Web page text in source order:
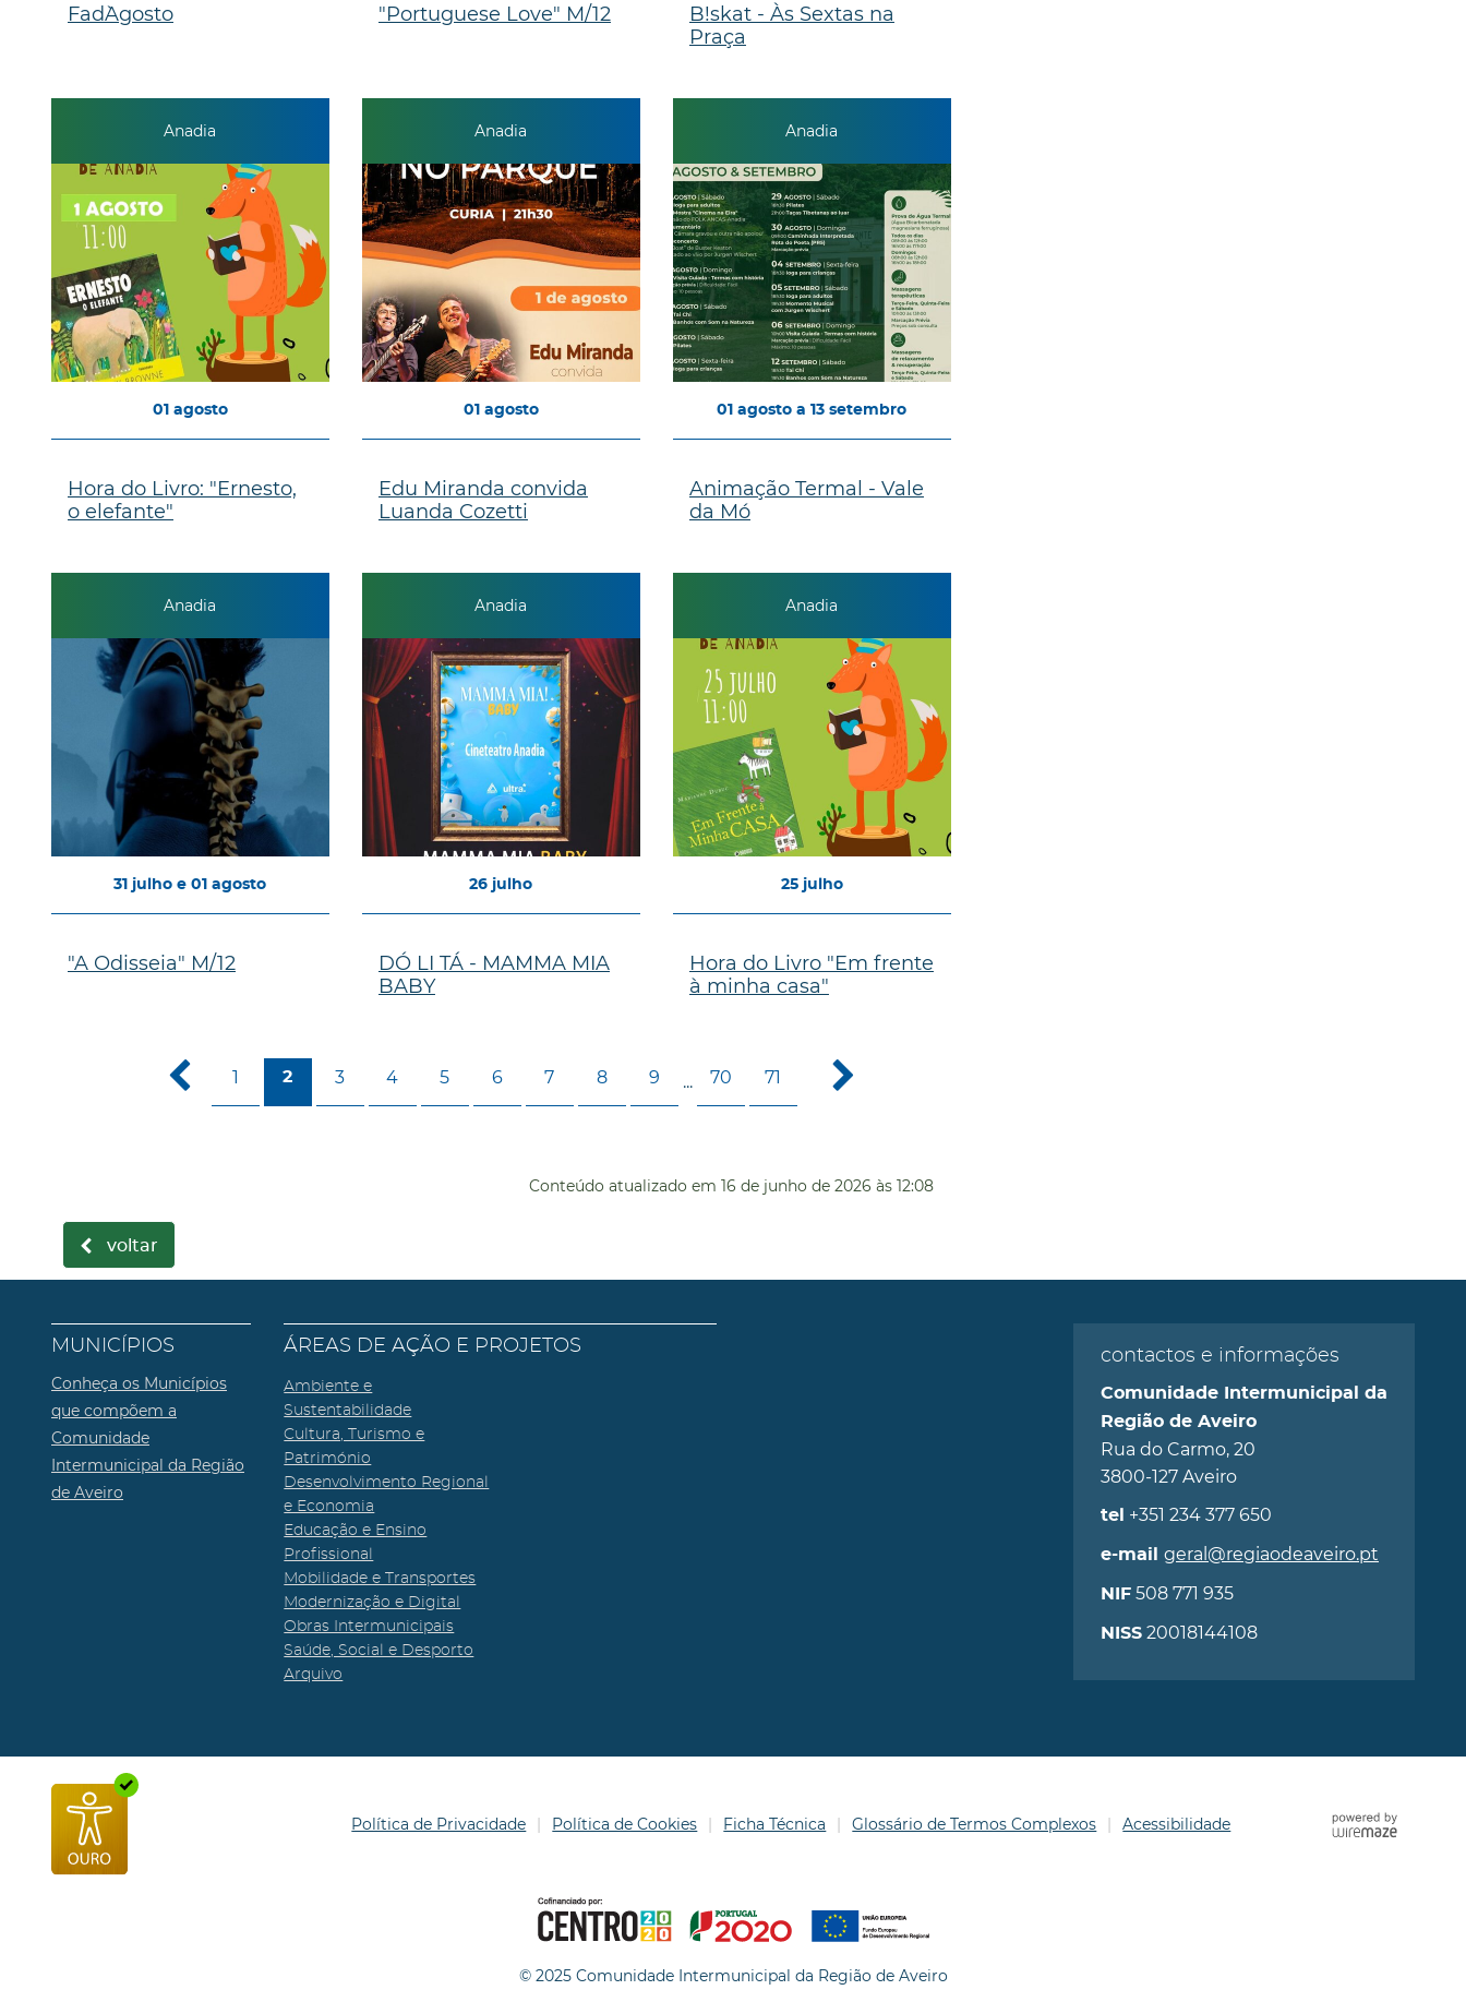
Fad`Agosto "Portuguese Love" M/12
B!skat - Às Sextas na
Praça
Anadia
01 agosto
Hora do Livro: "Ernesto,
o elefante"
Anadia
01 agosto
Edu Miranda convida
Luanda Cozetti
Anadia
01 agosto a 13 setembro
Animação Termal - Vale
da Mó
Anadia
31 julho e 01 agosto
"A Odisseia" M/12
Anadia
26 julho
DÓ LI TÁ - MAMMA MIA
BABY
Anadia
25 julho
Hora do Livro "Em frente
à minha casa"
1 2 3 4 5 6 7 8 9 ... 70 71
Conteúdo atualizado em 16 de junho de 2026 às 12:08
voltar
MUNICÍPIOS
Conheça os Municípios
que compõem a
Comunidade
Intermunicipal da Região
de Aveiro
ÁREAS DE AÇÃO E PROJETOS
Ambiente e
Sustentabilidade
Cultura, Turismo e
Património
Desenvolvimento Regional
e Economia
Educação e Ensino
Profissional
Mobilidade e Transportes
Modernização e Digital
Obras Intermunicipais
Saúde, Social e Desporto
Arquivo
contactos e informações
Comunidade Intermunicipal da
Região de Aveiro
Rua do Carmo, 20
3800-127 Aveiro
tel +351 234 377 650
e-mail geral@regiaodeaveiro.pt
NIF508 771 935
NISS20018144108
Política de Privacidade Política de Cookies Ficha Técnica Glossário de Termos Complexos Acessibilidade
© 2025 Comunidade Intermunicipal da Região de Aveiro